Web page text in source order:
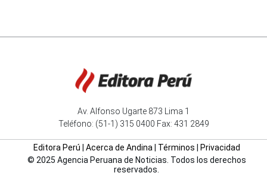
Av. Alfonso Ugarte 873 Lima 1
Teléfono: (51-1) 315 0400 Fax: 431 2849
Editora Perú Acerca de Andina Términos
Privacidad
© 2025 Agencia Peruana de Noticias. Todos los derechos
reservados.